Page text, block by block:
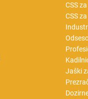
CSS
CSS
Jaški